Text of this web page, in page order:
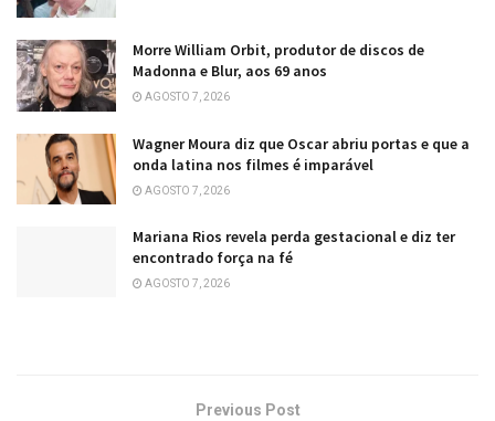
Morre William Orbit, produtor de discos de
Madonna e Blur, aos 69 anos
AGOSTO 7, 2026
Wagner Moura diz que Oscar abriu portas e que a
onda latina nos filmes é imparável
AGOSTO 7, 2026
Mariana Rios revela perda gestacional e diz ter
encontrado força na fé
AGOSTO 7, 2026
Previous Post